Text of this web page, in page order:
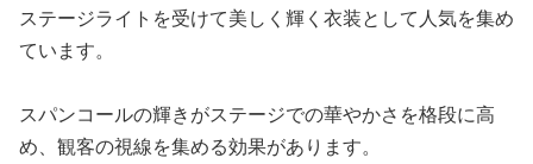
ステージライトを受けて美しく輝く衣装として人気を集め
ています。
スパンコールの輝きがステージでの華やかさを格段に高
め、観客の視線を集める効果があります。